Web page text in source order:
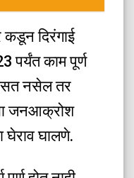
कडून दिरंगाई
काम पूर्ण
नसेल तर
जनआक्रोश
घालणे.